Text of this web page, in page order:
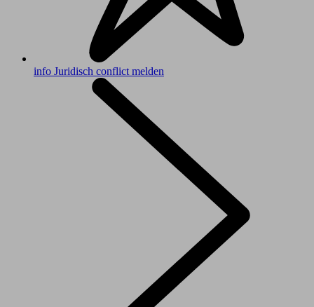
info Juridisch conflict melden